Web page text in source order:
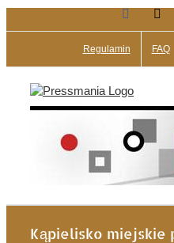
do
Facebook
Regulamin FAQ
Kąpielisko miejskie